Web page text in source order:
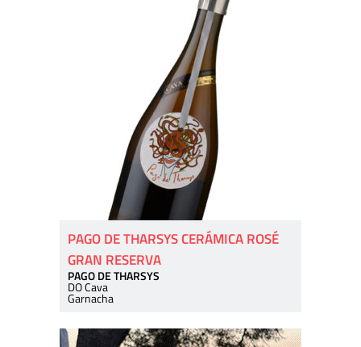
PAGO DE THARSYS CERÁMICA ROSÉ
GRAN RESERVA
PAGO DE THARSYS
DO Cava
Garnacha